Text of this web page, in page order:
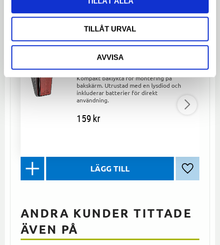
TILLÅT URVAL
AVVISA
LIKNANDE PRODUKTER
Baklykta diod för bakskärm UN-
Kompakt baklykta för montering på
bakskärm. Utrustad med en lysdiod och
inkluderar batterier för direkt
användning.
159kr
Lägg till
ANDRA KUNDER TITTADE
ÄVEN PÅ